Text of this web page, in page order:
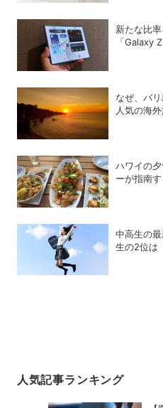
新たな比
「Galaxy
なぜ、バ
人気の海
ハワイの
ーが指南
中高生の
生の2位は
人気記事ランキング